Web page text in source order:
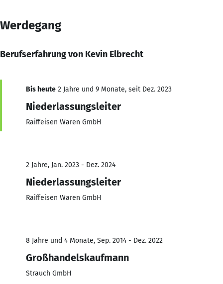
Werdegang
Berufserfahrung von Kevin Elbrecht
Bis heute 2 Jahre und 9 Monate, seit Dez. 2023
Niederlassungsleiter
Raiffeisen Waren GmbH
2 Jahre, Jan. 2023 - Dez. 2024
Niederlassungsleiter
Raiffeisen Waren GmbH
8 Jahre und 4 Monate, Sep. 2014 - Dez. 2022
Großhandelskaufmann
Strauch GmbH